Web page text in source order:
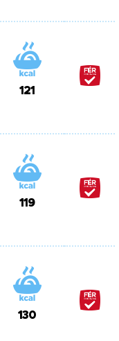
121
119
130